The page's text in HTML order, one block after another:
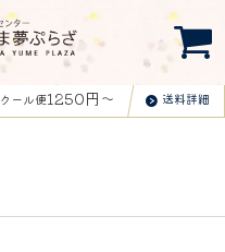
クール便1250円〜 送料詳細